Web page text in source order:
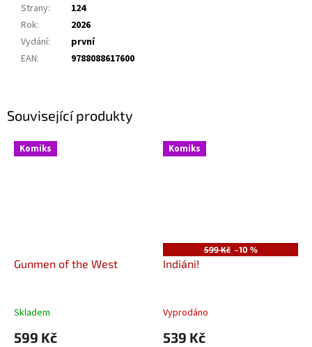
Související produkty
Komiks
Gunmen of the West
Skladem
599 Kč
Komiks
599 Kč –10 %
Indiáni!
Vyprodáno
539 Kč
Strany:
124
Rok:
2026
Vydání:
první
EAN: 9788088617600